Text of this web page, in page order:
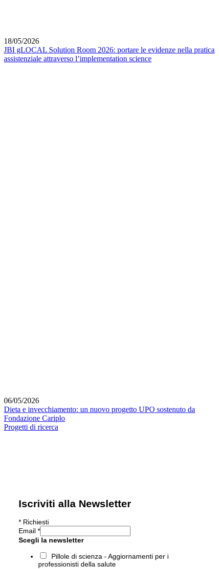
18/05/2026
JBI gLOCAL Solution Room 2026: portare le evidenze nella pratica
assistenziale attraverso l’implementation science
06/05/2026
Dieta e invecchiamento: un nuovo progetto UPO sostenuto da
Fondazione Cariplo
Progetti di ricerca
Iscriviti alla Newsletter
* Richiesti
Email *
Scegli la newsletter
Pillole di scienza - Aggiornamenti per i
professionisti della salute